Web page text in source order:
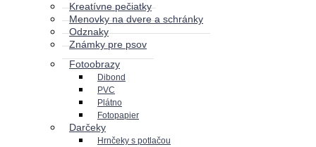
Kreatívne pečiatky
Menovky na dvere a schránky
Odznaky
Známky pre psov
Fotoobrazy
Dibond
PVC
Plátno
Fotopapier
Darčeky
Hrnčeky s potlačou